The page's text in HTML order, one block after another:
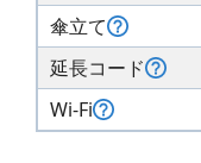
傘立て
延長コード
Wi-Fi